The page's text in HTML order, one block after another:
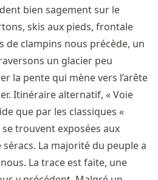
bien sagement sur le
skis aux pieds, frontale
de clampins nous précède, un
un glacier peu
la pente qui mène vers l’arête
Itinéraire alternatif, « Voie
que par les classiques «
trouvent exposées aux
La majorité du peuple a
La trace est faite, une